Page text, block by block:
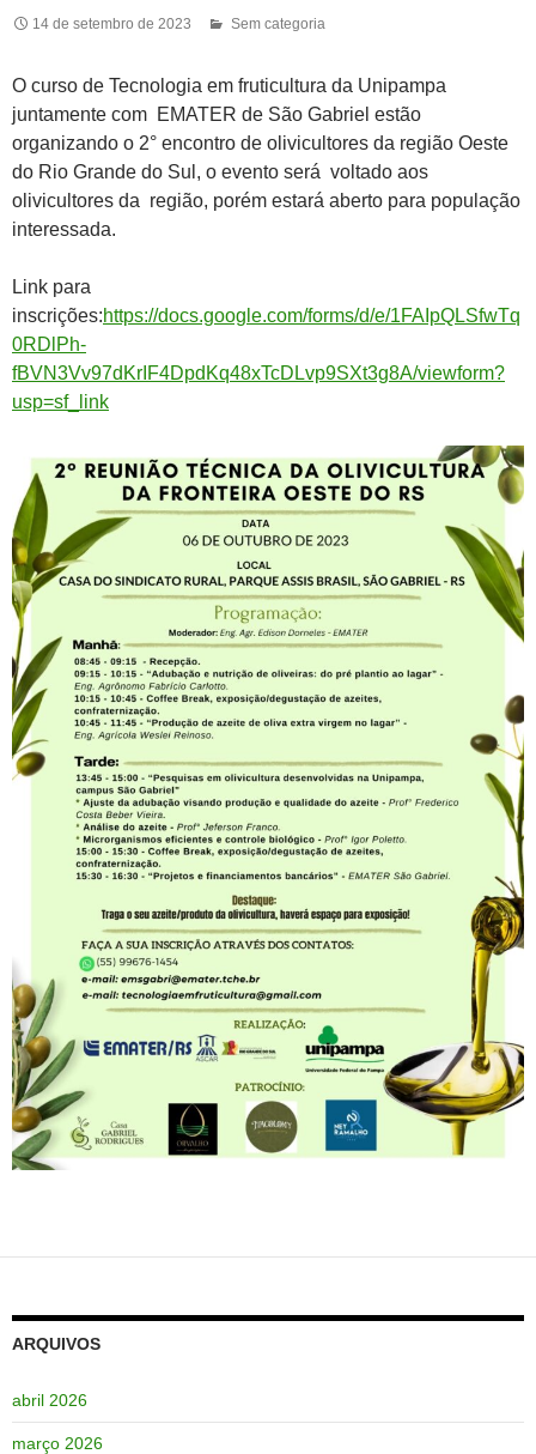
14 de setembro de 2023 Sem categoria
O curso de Tecnologia em fruticultura da Unipampa
juntamente com EMATER de São Gabriel estão
organizando o 2° encontro de olivicultores da região Oeste
do Rio Grande do Sul, o evento será voltado aos
olivicultores da região, porém estará aberto para população
interessada.
Link para
inscrições:https://docs.google.com/forms/d/e/1FAIpQLSfwTq
0RDlPh-
fBVN3Vv97dKrIF4DpdKq48xTcDLvp9SXt3g8A/viewform?
usp=sf_link
ARQUIVOS
abril 2026
março 2026